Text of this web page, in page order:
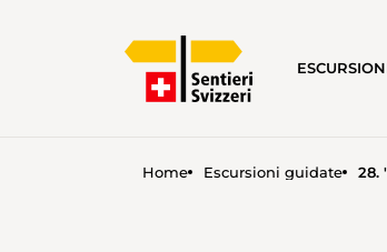
Home Escursioni guidate 28.